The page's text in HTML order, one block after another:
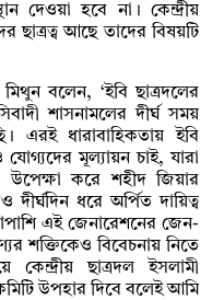
দেওয়া হবে না। কেন্দ্রীয়
ছাত্রত্ব আছে তাদের বিষয়টি
বলেন, ‘ইবি ছাত্রদলের
শাসনামলের দীর্ঘ সময়
এরই ধারাবাহিকতায় ইবি
মূল্যায়ন চাই, যারা
উপেক্ষা করে শহীদ জিয়ার
ধরে অর্পিত দায়িত্ব
এই জেনারেশনের জেন-
শক্তিকেও বিবেচনায় নিতে
কেন্দ্রীয় ছাত্রদল ইসলামী
উপহার দিবে বলেই আমি